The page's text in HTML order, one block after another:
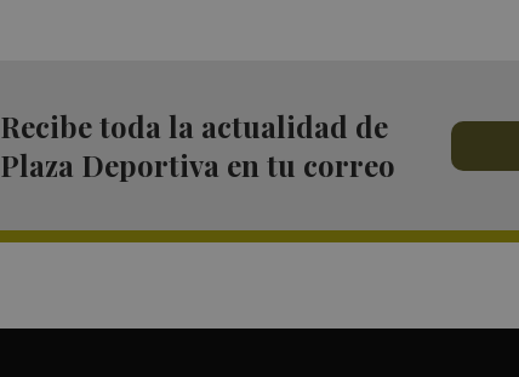
Recibe toda la actualidad de
Plaza Deportiva en tu correo